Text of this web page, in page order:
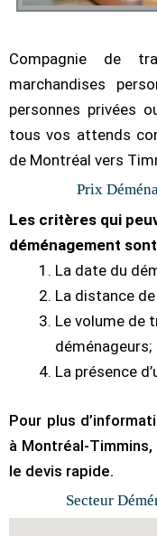
Compagnie de
marchandises
personnes privées
tous vos attends
de Montréal vers
Prix
Les critères qui
déménagement
La date du
La distance
Le volume de
déménageurs;
La présence
Pour plus
à Montréal-
le devis rapide.
Secteur